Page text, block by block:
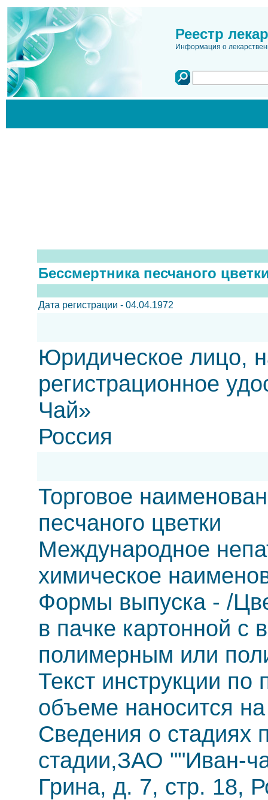
Реестр
Информация о
Бессмертника песчаного
Дата регистрации - 04.04.1972
Юридическое лицо,
регистрационное
Чай»
Россия
Торговое
песчаного цветки
Международное
химическое
Формы выпуска - /
в пачке картонной
полимерным или
Текст инструкции
объеме наносится
Сведения о стадиях
стадии,ЗАО ""Иван-
Грина, д. 7, стр. 18,